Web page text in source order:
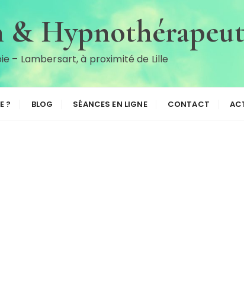
&
– Lambersart, à proximité de Lille
? BLOG SÉANCES EN LIGNE CONTACT